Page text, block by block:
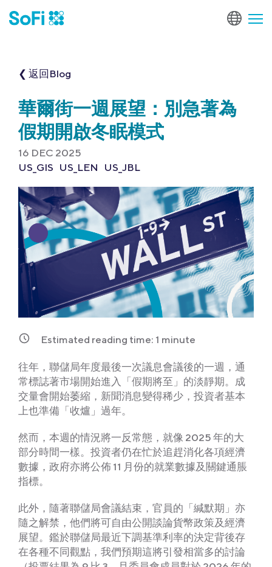
❮ 返回Blog
華爾街一週展望：別急著為
假期開啟冬眠模式
16 DEC 2025
US_GIS US_LEN US_JBL
Estimated reading time: 1 minute
往年，聯儲局年度最後一次議息會議後的一週，通
常標誌著市場開始進入「假期將至」的淡靜期。成
交量會開始萎縮，新聞消息變得稀少，投資者基本
上也準備「收爐」過年。
然而，本週的情況將一反常態，就像 2025 年的大
部分時間一樣。投資者仍在忙於追趕消化各項經濟
數據，政府亦將公佈 11 月份的就業數據及關鍵通脹
指標。
此外，隨著聯儲局會議結束，官員的「緘默期」亦
隨之解禁，他們將可自由公開談論貨幣政策及經濟
展望。鑑於聯儲局最近下調基準利率的決定背後存
在各種不同觀點，我們預期這將引發相當多的討論